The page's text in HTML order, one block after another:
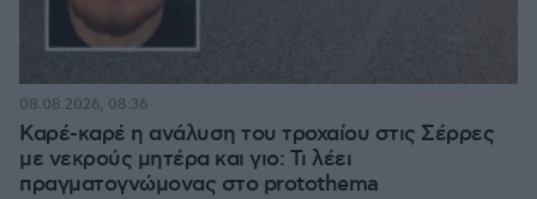
Καρέ-καρέ η ανάλυση του τροχαίου στις Σέρρες
με νεκρούς μητέρα και γιο: Τι λέει
πραγματογνώμονας στο protothema
08.08.2026, 08:36